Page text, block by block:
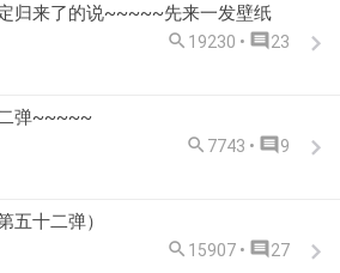
归来了的说~~~~~先来一发壁纸
 19230 •  23
弹~~~~~
 7743 •  9
五十二弹）
 15907 •  27